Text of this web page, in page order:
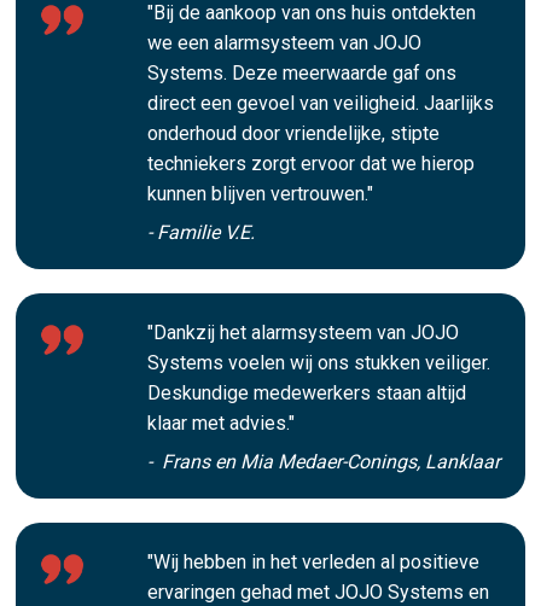
"Bij de aankoop van ons huis ontdekten
we een alarmsysteem van JOJO
Systems. Deze meerwaarde gaf ons
direct een gevoel van veiligheid. Jaarlijks
onderhoud door vriendelijke, stipte
techniekers zorgt ervoor dat we hierop
kunnen blijven vertrouwen."
- Familie V.E.
"Dankzij het alarmsysteem van JOJO
Systems voelen wij ons stukken veiliger.
Deskundige medewerkers staan altijd
klaar met advies."
- Frans en Mia Medaer-Conings, Lanklaar
"Wij hebben in het verleden al positieve
ervaringen gehad met JOJO Systems en